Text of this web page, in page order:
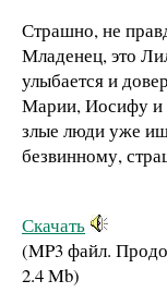
Страшно, не
Младенец, это
улыбается и
Марии, Иосифу и
злые люди уже
безвинному,
Скачать
(MP3 файл.
2.4 Mb)